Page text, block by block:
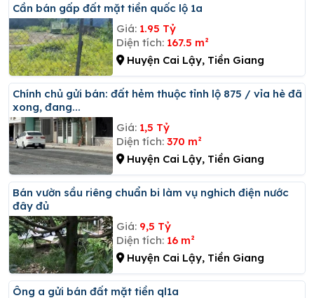
Cần bán gấp đất mặt tiền quốc lộ 1a
Giá: 1.95 Tỷ
Diện tích: 167.5 m²
Huyện Cai Lậy, Tiền Giang
Chính chủ gửi bán: đất hẻm thuộc tỉnh lộ 875 / vỉa hè đã
xong, đang...
Giá: 1,5 Tỷ
Diện tích: 370 m²
Huyện Cai Lậy, Tiền Giang
Bán vườn sầu riêng chuẩn bi làm vụ nghich điện nước
đây đủ
Giá: 9,5 Tỷ
Diện tích: 16 m²
Huyện Cai Lậy, Tiền Giang
ông a gửi bán đất mặt tiền ql1a